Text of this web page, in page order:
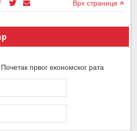
Врх странице
првог економског рата